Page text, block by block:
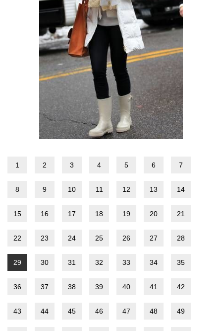
1 2 3 4 5 6 7
8 9 10 11 12 13 14
15 16 17 18 19 20 21
22 23 24 25 26 27 28
29 30 31 32 33 34 35
36 37 38 39 40 41 42
43 44 45 46 47 48 49